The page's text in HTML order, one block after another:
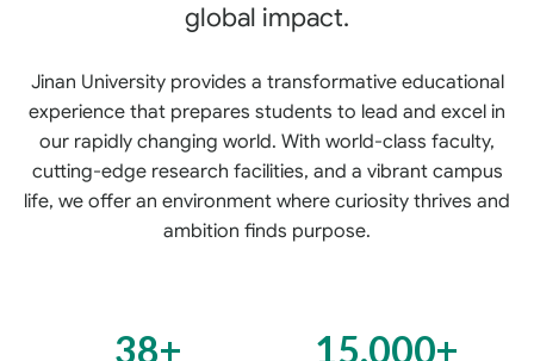
global impact.
Jinan University provides a transformative educational
experience that prepares students to lead and excel in
our rapidly changing world. With world-class faculty,
cutting-edge research facilities, and a vibrant campus
life, we offer an environment where curiosity thrives and
ambition finds purpose.
38+ 15,000+